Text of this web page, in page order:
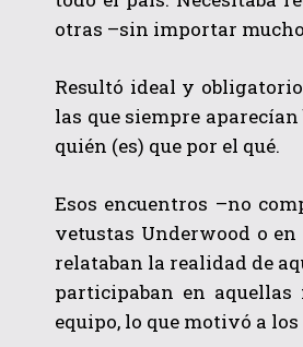
otras –sin importar
Resultó ideal y
las que siempre
quién (es) que por el qué.
Esos encuentros –no
vetustas Underwood o
relataban la realidad de
participaban en aquellas
equipo, lo que motivó a